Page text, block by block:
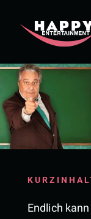
Inhalt
Endlich